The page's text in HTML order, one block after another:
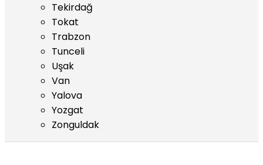
Tekirdağ
Tokat
Trabzon
Tunceli
Uşak
Van
Yalova
Yozgat
Zonguldak